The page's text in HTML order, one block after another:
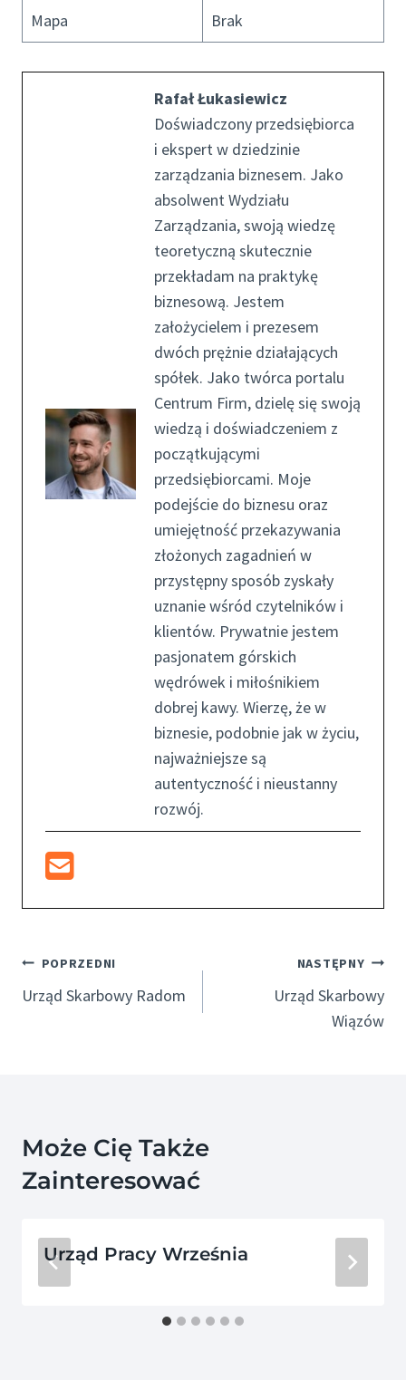
Mapa Brak
Rafał Łukasiewicz
Doświadczony przedsiębiorca
i ekspert w dziedzinie
zarządzania biznesem. Jako
absolwent Wydziału
Zarządzania, swoją wiedzę
teoretyczną skutecznie
przekładam na praktykę
biznesową. Jestem
założycielem i prezesem
dwóch prężnie działających
spółek. Jako twórca portalu
Centrum Firm, dzielę się swoją
wiedzą i doświadczeniem z
początkującymi
przedsiębiorcami. Moje
podejście do biznesu oraz
umiejętność przekazywania
złożonych zagadnień w
przystępny sposób zyskały
uznanie wśród czytelników i
klientów. Prywatnie jestem
pasjonatem górskich
wędrówek i miłośnikiem
dobrej kawy. Wierzę, że w
biznesie, podobnie jak w życiu,
najważniejsze są
autentyczność i nieustanny
rozwój.
Nawigacja
Wpisu
POPRZEDNI
Urząd Skarbowy Radom
NASTĘPNY
Urząd Skarbowy
Wiązów
Może Cię Także
Zainteresować
Urząd Pracy Września